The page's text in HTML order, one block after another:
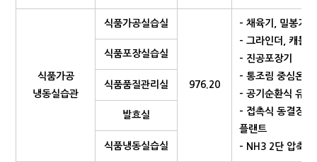
식품가공
냉동실습관
식품가공실습실
976.20
- 채육기, 밀봉기,
- 그라인더, 캐틀
- 진공포장기
- 통조림 중심온도
- 공기순환식 유니
- 접촉식 동결장치
플랜트
- NH3 2단 압축기
식품포장실습실
식품품질관리실
발효실
식품냉동실습실